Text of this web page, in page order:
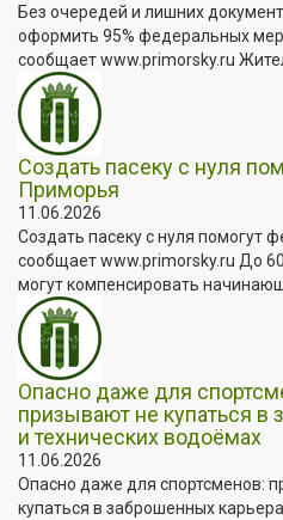
Без очередей и лишних
оформить 95% федеральных
сообщает www.primorsky.ru
Создать пасеку с нуля
Приморья
11.06.2026
Создать пасеку с нуля помогут
сообщает www.primorsky.ru До
могут компенсировать
Опасно даже для
призывают не купаться в
и технических водоёмах
11.06.2026
Опасно даже для спортсменов:
купаться в заброшенных